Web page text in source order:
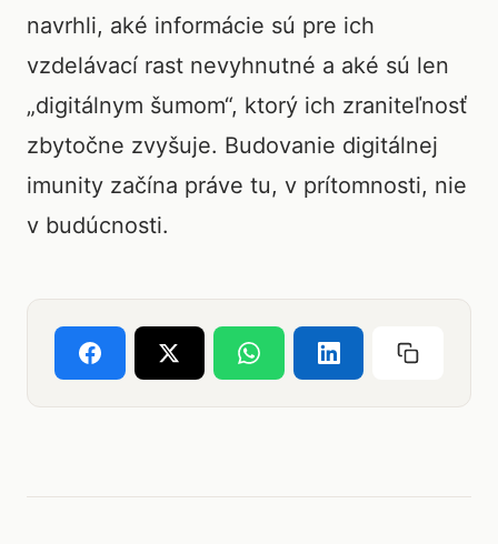
navrhli, aké informácie sú pre ich
vzdelávací rast nevyhnutné a aké sú len
„digitálnym šumom“, ktorý ich zraniteľnosť
zbytočne zvyšuje. Budovanie digitálnej
imunity začína práve tu, v prítomnosti, nie
v budúcnosti.